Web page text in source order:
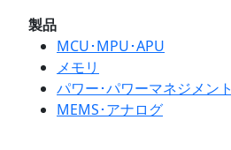
製品
MCU･MPU･APU
メモリ
パワー･パワーマネジメント
MEMS･アナログ